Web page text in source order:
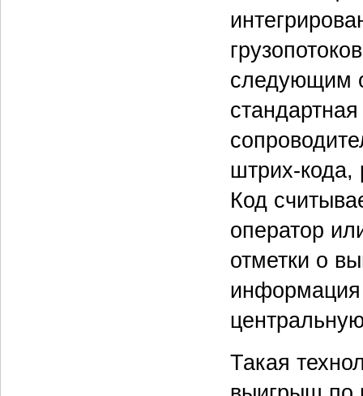
следующим
штрих-кода,
Код
оператор
отметки о
информация
Такая